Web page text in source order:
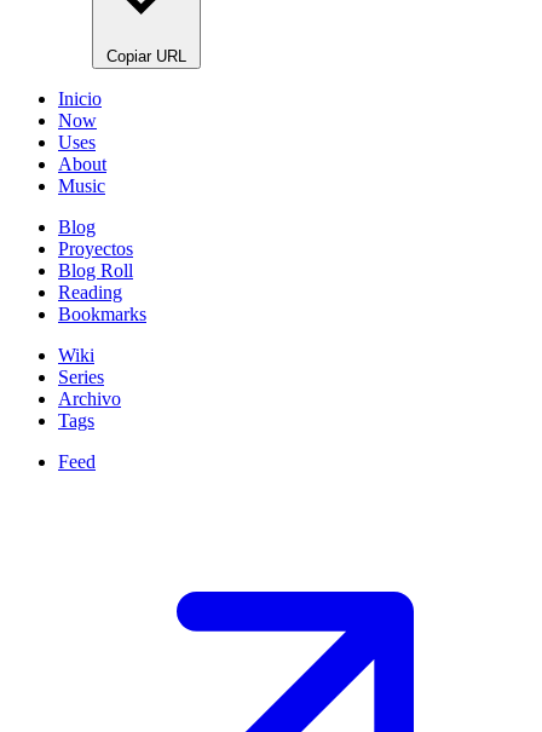
Copiar URL
Inicio
Now
Uses
About
Music
Blog
Proyectos
Blog Roll
Reading
Bookmarks
Wiki
Series
Archivo
Tags
Feed